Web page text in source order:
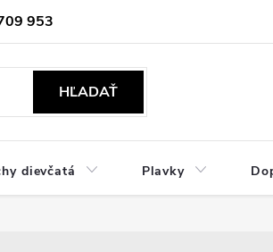
953
HĽADAŤ
dievčatá Plavky